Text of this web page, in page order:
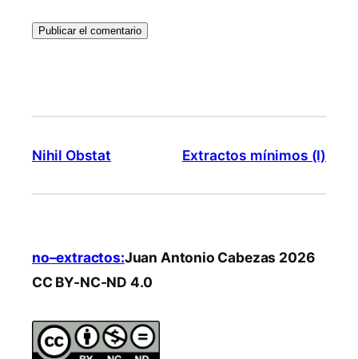
Nihil Obstat Extractos mínimos (I)
no–extractos:Juan Antonio Cabezas 2026
CC BY-NC-ND 4.0